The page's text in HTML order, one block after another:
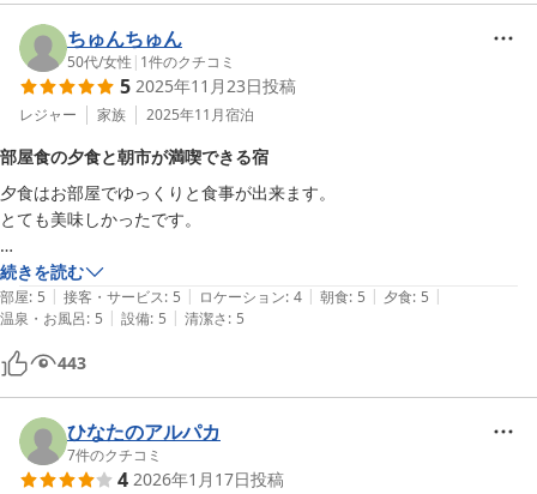
ちゅんちゅん
50代/女性 | 1件のクチコミ
5 2025年11月23日投稿
レジャー 家族 2025年11月宿泊
部屋食の夕食と朝市が満喫できる宿
夕食はお部屋でゆっくりと食事が出来ます。
とても美味しかったです。
次の日の朝は昼神温泉の朝市の会場が近いので
お散歩しながら、買い物が出来ました。
とても賑わっていて、楽しかったです。
また朝ご飯は広間だけど、わんこも一緒に連れていけるので安心です。
今度はまた、花桃の時に行きます♪
続きを読む
部屋: 5 | 接客・サービス: 5 | ロケーション: 4 | 朝食: 5 | 夕食: 5 |
温泉・お風呂: 5 | 設備: 5 | 清潔さ: 5
443
ひなたのアルパカ
7件のクチコミ
4 2026年1月17日投稿